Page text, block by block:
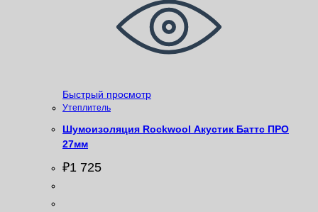
Быстрый просмотр
Утеплитель
Шумоизоляция Rockwool Акустик Баттс ПРО
27мм
₽1 725